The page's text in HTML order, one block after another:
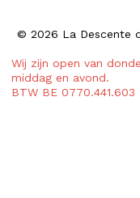
© 2026 La Descente
Wij zijn open van
middag en avond.
BTW BE 0770.441.603